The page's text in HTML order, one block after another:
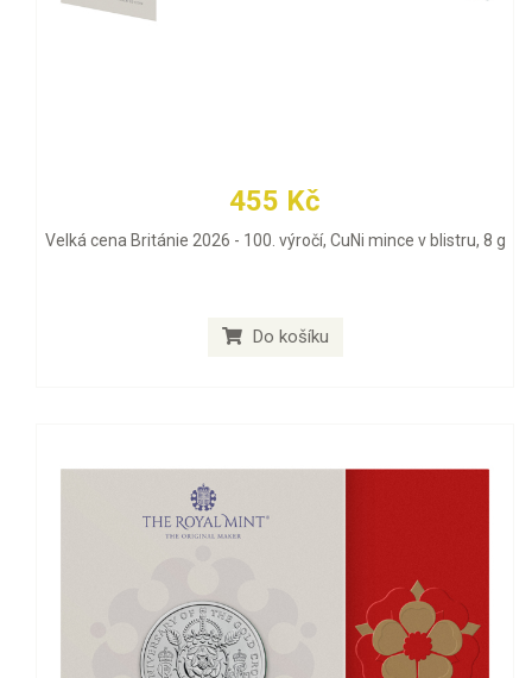
455 Kč
Velká cena Británie 2026 - 100. výročí, CuNi mince v blistru, 8 g
Do košíku